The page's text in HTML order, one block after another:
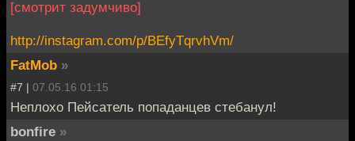
[смотрит задумчиво]
http://instagram.com/p/BEfyTqrvhVm/
FatMob »
#7 | 07.05.16 01:15
Неплохо Пейсатель попаданцев стебанул!
bonfire »